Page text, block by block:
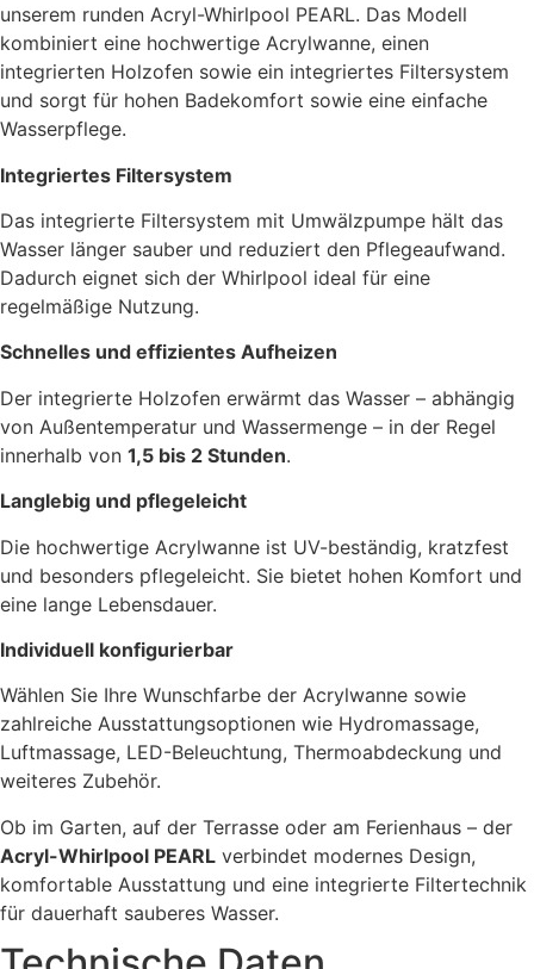
unserem runden Acryl-Whirlpool PEARL. Das Modell
kombiniert eine hochwertige Acrylwanne, einen
integrierten Holzofen sowie ein integriertes Filtersystem
und sorgt für hohen Badekomfort sowie eine einfache
Wasserpflege.
Integriertes Filtersystem
Das integrierte Filtersystem mit Umwälzpumpe hält das
Wasser länger sauber und reduziert den Pflegeaufwand.
Dadurch eignet sich der Whirlpool ideal für eine
regelmäßige Nutzung.
Schnelles und effizientes Aufheizen
Der integrierte Holzofen erwärmt das Wasser – abhängig
von Außentemperatur und Wassermenge – in der Regel
innerhalb von 1,5 bis 2 Stunden.
Langlebig und pflegeleicht
Die hochwertige Acrylwanne ist UV-beständig, kratzfest
und besonders pflegeleicht. Sie bietet hohen Komfort und
eine lange Lebensdauer.
Individuell konfigurierbar
Wählen Sie Ihre Wunschfarbe der Acrylwanne sowie
zahlreiche Ausstattungsoptionen wie Hydromassage,
Luftmassage, LED-Beleuchtung, Thermoabdeckung und
weiteres Zubehör.
Ob im Garten, auf der Terrasse oder am Ferienhaus – der
Acryl-Whirlpool PEARL verbindet modernes Design,
komfortable Ausstattung und eine integrierte Filtertechnik
für dauerhaft sauberes Wasser.